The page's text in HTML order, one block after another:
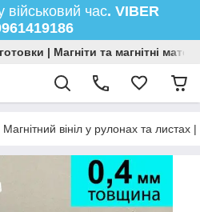
час. VIBER
| Магніти та магнітні
Магнітний вініл у рулонах та листах